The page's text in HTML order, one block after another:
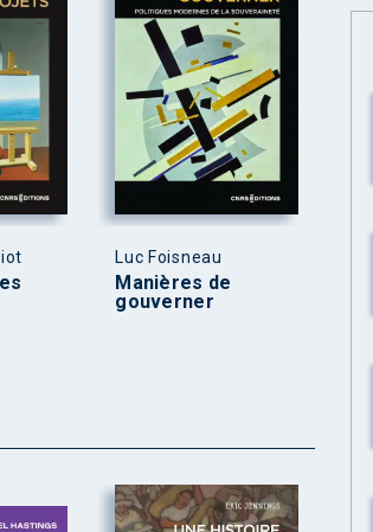
Luc Foisneau
Manières de
gouverner